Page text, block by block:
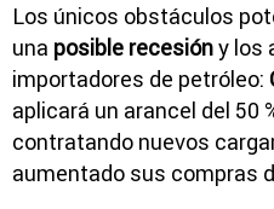
Los únicos obstáculos
una posible recesióny los
importadores de petróleo:
aplicará un arancel del 50
contratando nuevos
aumentado sus compras